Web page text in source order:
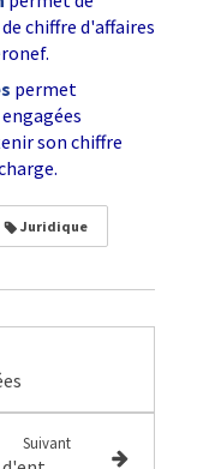
chiffre d'affaires
permet
son chiffre
Juridique
Suivant